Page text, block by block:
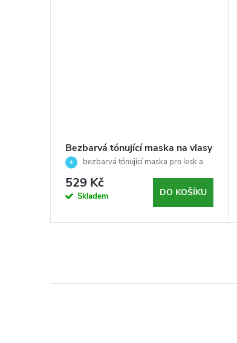
Bezbarvá tónující maska na vlasy
(clear) - Nutri Color - Revlon
Professional - 100ml
bezbarvá tónující maska pro lesk a
intenzivní péči (Clear) ✨
529 Kč
Skladem DO KOŠÍKU